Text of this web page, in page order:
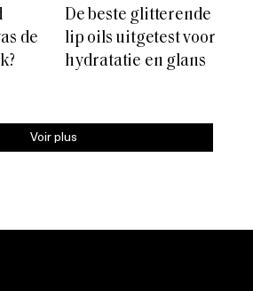
de
De beste glitterende
lip oils uitgetest voor
hydratatie en glans
Voir plus